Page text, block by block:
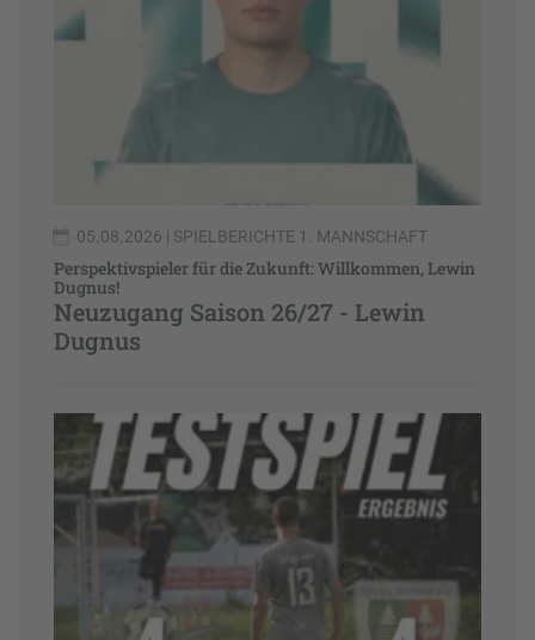
05.08.2026 | SPIELBERICHTE 1. MANNSCHAFT
Perspektivspieler für die Zukunft: Willkommen, Lewin
Dugnus!
Neuzugang Saison 26/27 - Lewin
Dugnus